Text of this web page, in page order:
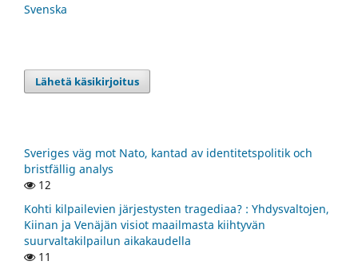
Svenska
Lähetä käsikirjoitus
Sveriges väg mot Nato, kantad av identitetspolitik och
bristfällig analys
12
Kohti kilpailevien järjestysten tragediaa? : Yhdysvaltojen,
Kiinan ja Venäjän visiot maailmasta kiihtyvän
suurvaltakilpailun aikakaudella
11